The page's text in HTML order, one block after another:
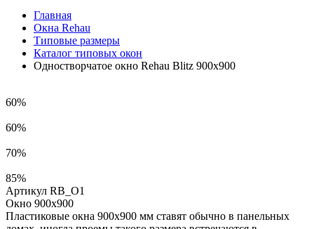
Главная
Окна Rehau
Типовые размеры
Каталог типовых окон
Одностворчатое окно Rehau Blitz 900x900
60%
60%
70%
85%
Артикул RB_O1
Окно 900x900
Пластиковые окна 900х900 мм ставят обычно в панельных